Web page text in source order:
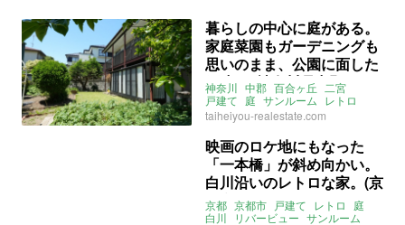
暮らしの中心に庭がある。
家庭菜園もガーデニングも
思いのまま、公園に面した
戸建て (神奈川県中郡92㎡
の売買物件)
神奈川 中郡 百合ヶ丘 二宮
戸建て 庭 サンルーム レトロ
3LDK 売買 売買
taiheiyou-realestate.com
映画のロケ地にもなった
「一本橋」が斜め向かい。
白川沿いのレトロな家。(京
都市東山区100㎡の売買物
件)
京都 京都市 戸建て レトロ
庭
白川
リバービュー サンルーム